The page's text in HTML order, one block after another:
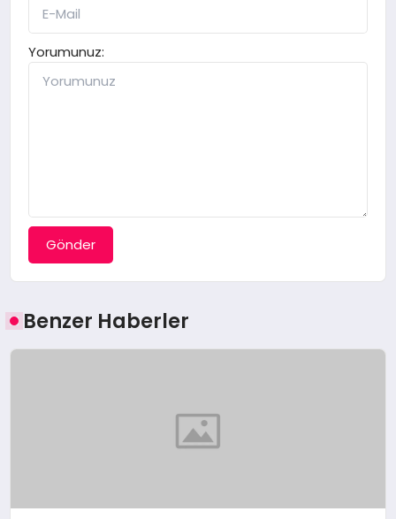
Yorumunuz:
Gönder
Benzer Haberler